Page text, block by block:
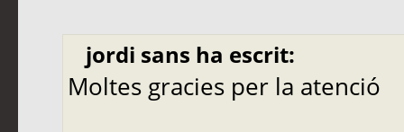
jordi sans ha escrit:
Moltes gracies per la atenció